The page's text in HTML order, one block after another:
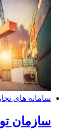
سامانه های
سازمان